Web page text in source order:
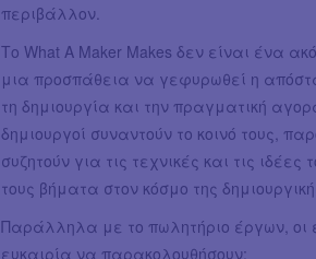
περιβάλλον.
Το What A Maker Makes δεν είναι ένα
μια προσπάθεια να γεφυρωθεί η
τη δημιουργία και την πραγματική
δημιουργοί συναντούν το κοινό τους,
συζητούν για τις τεχνικές και τις
τους βήματα στον κόσμο της
Παράλληλα με το πωλητήριο έργων, οι
ευκαιρία να παρακολουθήσουν: